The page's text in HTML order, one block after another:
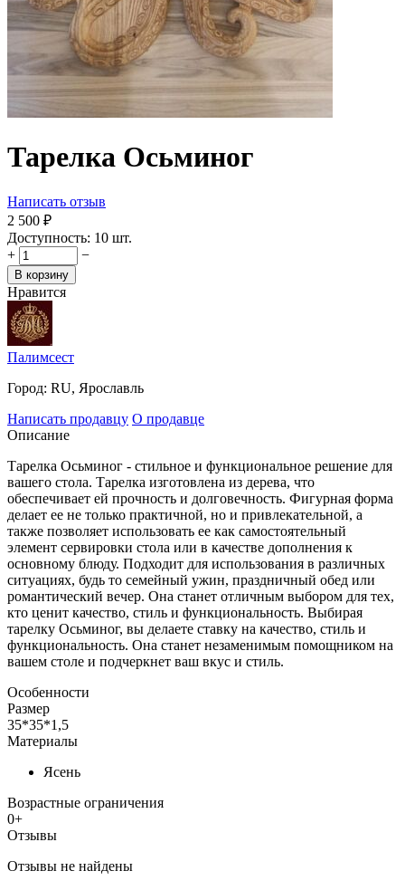
Тарелка Осьминог
Написать отзыв
2 500 ₽
Доступность: 10 шт.
+
−
В корзину
Нравится
Палимсест
Город: RU, Ярославль
Написать продавцу О продавце
Описание
Тарелка Осьминог - стильное и функциональное решение для
вашего стола. Тарелка изготовлена из дерева, что
обеспечивает ей прочность и долговечность. Фигурная форма
делает ее не только практичной, но и привлекательной, а
также позволяет использовать ее как самостоятельный
элемент сервировки стола или в качестве дополнения к
основному блюду. Подходит для использования в различных
ситуациях, будь то семейный ужин, праздничный обед или
романтический вечер. Она станет отличным выбором для тех,
кто ценит качество, стиль и функциональность. Выбирая
тарелку Осьминог, вы делаете ставку на качество, стиль и
функциональность. Она станет незаменимым помощником на
вашем столе и подчеркнет ваш вкус и стиль.
Особенности
Размер
35*35*1,5
Материалы
Ясень
Возрастные ограничения
0+
Отзывы
Отзывы не найдены